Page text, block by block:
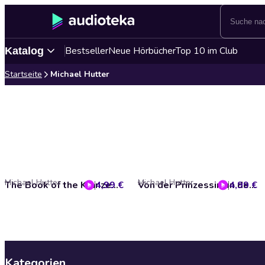
Katalog BestsellerNeue HörbücherTop 10 im Club
Startseite Michael Hutter
The Book of the Kranzedan
Michael Hutter 4,99 € Von der Prinzessin un der Fischerstochter
Michael Hutter 4,99 €